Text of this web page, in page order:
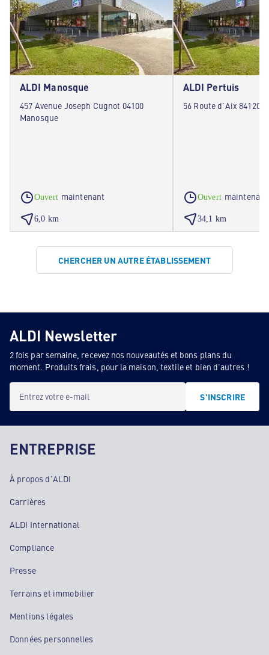
ALDI Manosque
457 Avenue Joseph Cugnot 04100
Manosque
Ouvert maintenant
6,0 km
ALDI Pertuis
56 Route d'Aix 84120
Ouvert maintenant
34,1 km
CHERCHER UN AUTRE ÉTABLISSEMENT
ALDI Newsletter
2 fois par semaine, recevez nos nouveautés et bons plans du
moment. Produits frais, pour la maison, textile et bien d'autres !
Entrez votre e-mail S'INSCRIRE
ENTREPRISE
À propos d'ALDI
Carrières
ALDI International
Compliance
Presse
Terrains et immobilier
Mentions légales
Données personnelles